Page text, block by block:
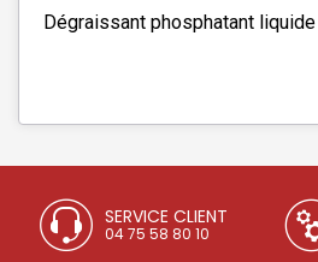
Dégraissant phosphatant liquide
SERVICE CLIENT
04 75 58 80 10